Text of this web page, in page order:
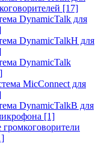
[17]
DynamicTalk для
DynamicTalkH для
DynamicTalk
MicConnect для
DynamicTalkB для
[1]